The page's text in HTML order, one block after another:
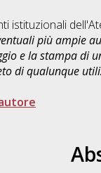
istituzionali
più ampie
e la stampa di
di qualunque